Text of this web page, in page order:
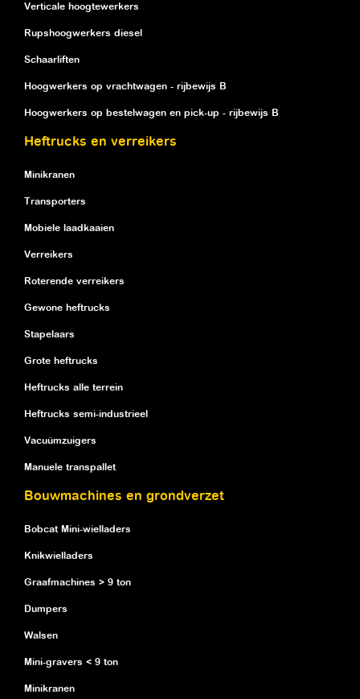
Verticale hoogtewerkers
Rupshoogwerkers diesel
Schaarliften
Hoogwerkers op vrachtwagen - rijbewijs B
Hoogwerkers op bestelwagen en pick-up - rijbewijs B
Heftrucks en verreikers
Minikranen
Transporters
Mobiele laadkaaien
Verreikers
Roterende verreikers
Gewone heftrucks
Stapelaars
Grote heftrucks
Heftrucks alle terrein
Heftrucks semi-industrieel
Vacuümzuigers
Manuele transpallet
Bouwmachines en grondverzet
Bobcat Mini-wielladers
Knikwielladers
Graafmachines > 9 ton
Dumpers
Walsen
Mini-gravers < 9 ton
Minikranen